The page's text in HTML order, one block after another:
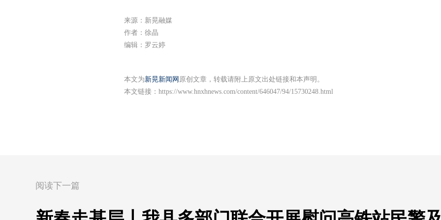
来源：新晃融媒
作者：徐晶
编辑：罗云婷
本文为新晃新闻网 原创文章，转载请附上原文出处链接和本声明。
本文链接： https://www.hnxhnews.com/content/646047/94/15730248.html
阅读下一篇